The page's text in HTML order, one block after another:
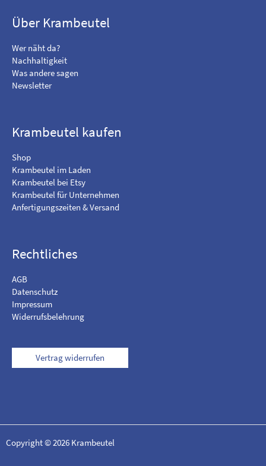
m
e
n
F
a
c
o
o
k
h
m
i
c
h
I
r
Über Krambeutel
Wer näht da?
Nachhaltigkeit
Was andere sagen
Newsletter
Krambeutel kaufen
Shop
Krambeutel im Laden
Krambeutel bei Etsy
Krambeutel für Unternehmen
Anfertigungszeiten & Versand
Rechtliches
AGB
Datenschutz
Impressum
Widerrufsbelehrung
Vertrag widerrufen
Copyright © 2026 Krambeutel